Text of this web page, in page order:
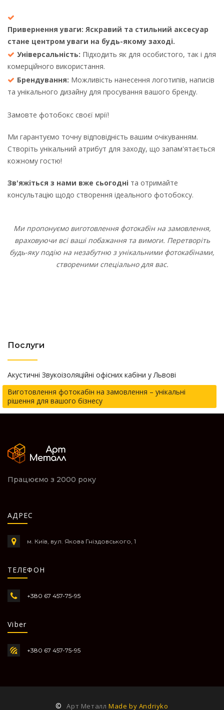
Привернення уваги: Яскравий та стильний аксесуар
стане центром уваги на будь-якому заході.
Універсальність: Підходить як для особистого, так і для
комерційного використання.
Брендування: Можливість нанесення логотипів, написів
та унікального дизайну для просування вашого бренду.
Замовте фотобокс своєї мрії!
Ми гарантуємо точну відповідність вашим очікуванням.
Створіть унікальний атрибут для заходу, що запам'ятається
кожному гостю!
Зв'яжіться з нами вже сьогодні та отримайте
консультацію щодо створення ідеального фотобоксу.
Ми пропонуємо виготовлення фотокабін на замовлення,
враховуючи всі ваші побажання та вимоги. Перетворіть
будь-яку подію на незабутню з унікальними фотокабінами,
створеними спеціально для вас.
Послуги
Акустичні Звукоізоляційні офісних кабіни у Львові
Виготовлення фотокабін на замовлення – унікальні
рішення для вашого бізнесу
Працюємо з 2000 року
АДРЕС
м. Київ, вул. Якова Гніздовського, 1
ТЕЛЕФОН
+380 67 457-75-95
Viber
+380 67 457-75-95
© Арт Металл Made by Andriyko